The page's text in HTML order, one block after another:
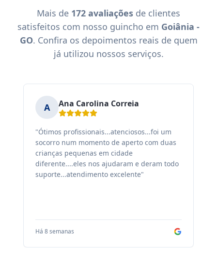
Mais de 172 avaliações de clientes
satisfeitos com nosso guincho em Goiânia -
GO. Confira os depoimentos reais de quem
já utilizou nossos serviços.
A Ana Carolina Correia
"Ótimos profissionais...atenciosos...foi um
socorro num momento de aperto com duas
crianças pequenas em cidade
diferente....eles nos ajudaram e deram todo
suporte...atendimento excelente"
Há 8 semanas